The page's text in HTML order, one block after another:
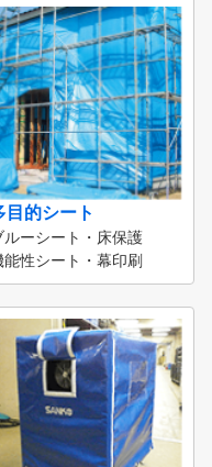
目的シート
ルーシート・床保護
能性シート・幕印刷